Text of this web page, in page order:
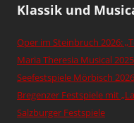
Klassik und
Oper im Steinbruch 2026:
Maria Theresia Musical
Seefestspiele Mörbisch
Bregenzer Festspiele mit
Salzburger Festspiele